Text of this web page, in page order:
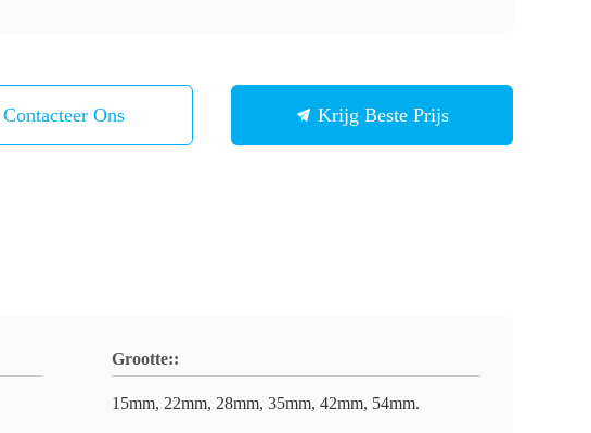
Contacteer Ons Krijg Beste Prijs
Grootte::
15mm, 22mm, 28mm, 35mm, 42mm, 54mm.